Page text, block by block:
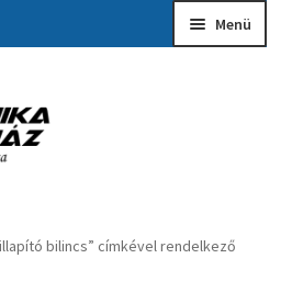
Menü
bilincs” címkével rendelkező